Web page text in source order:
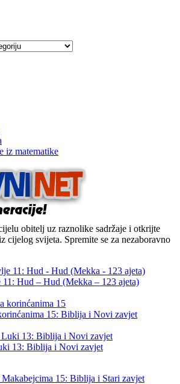
iz matematike
obitelj uz raznolike sadržaje i otkrijte
cijelog svijeta. Spremite se za nezaboravno
Hud – Hud (Mekka – 123 ajeta)
15: Biblija i Novi zavjet
13: Biblija i Novi zavjet